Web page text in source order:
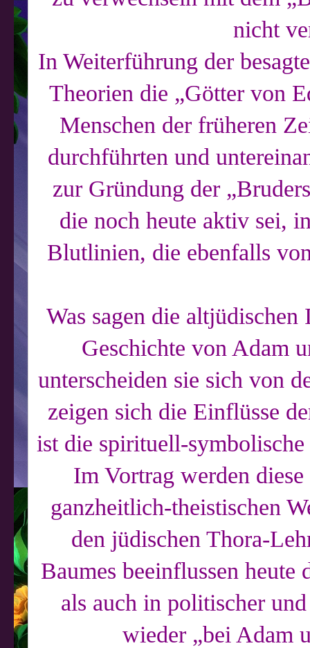
nicht
In Weiterführung der
Theorien die „Götter von
Menschen der früheren
durchführten und
zur Gründung der
die noch heute aktiv sei,
Blutlinien, die ebenfalls
Was sagen die
Geschichte von Adam
unterscheiden sie sich von
zeigen sich die Einflüsse
ist die spirituell-symbolische
Im Vortrag werden
ganzheitlich-theistischen
den jüdischen Thora-
Baumes beeinflussen
als auch in politischer
wieder „bei Adam